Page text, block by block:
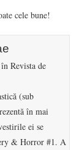
cele bune!
Revista de
(sub
în mai
ei se
& Horror #1. A